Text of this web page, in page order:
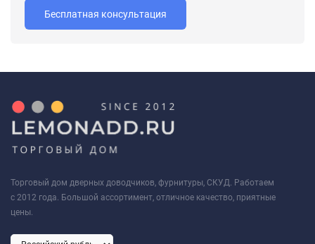
Бесплатная консультация
Торговый дом дверных доводчиков, фурнитуры, СКУД. Работаем
с 2012 года. Большой ассортимент, отличное качество, приятные
цены.